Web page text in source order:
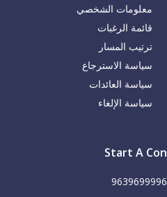
معلومات الشخصي
قائمة الرغبات
ترتيب المسار
سياسة الاسترجاع
سياسة العائدات
سياسة الإلغاء
Start A